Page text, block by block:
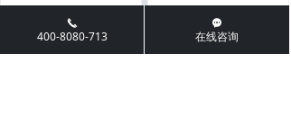
끅
400-8080-713
끁
在线咨询